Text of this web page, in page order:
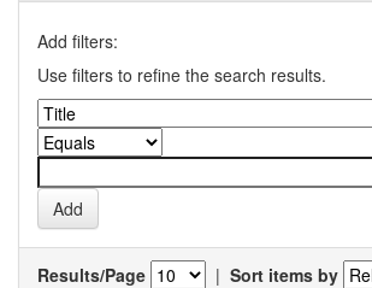
Add filters:
Use filters to refine the search results.
Results/Page | Sort items by